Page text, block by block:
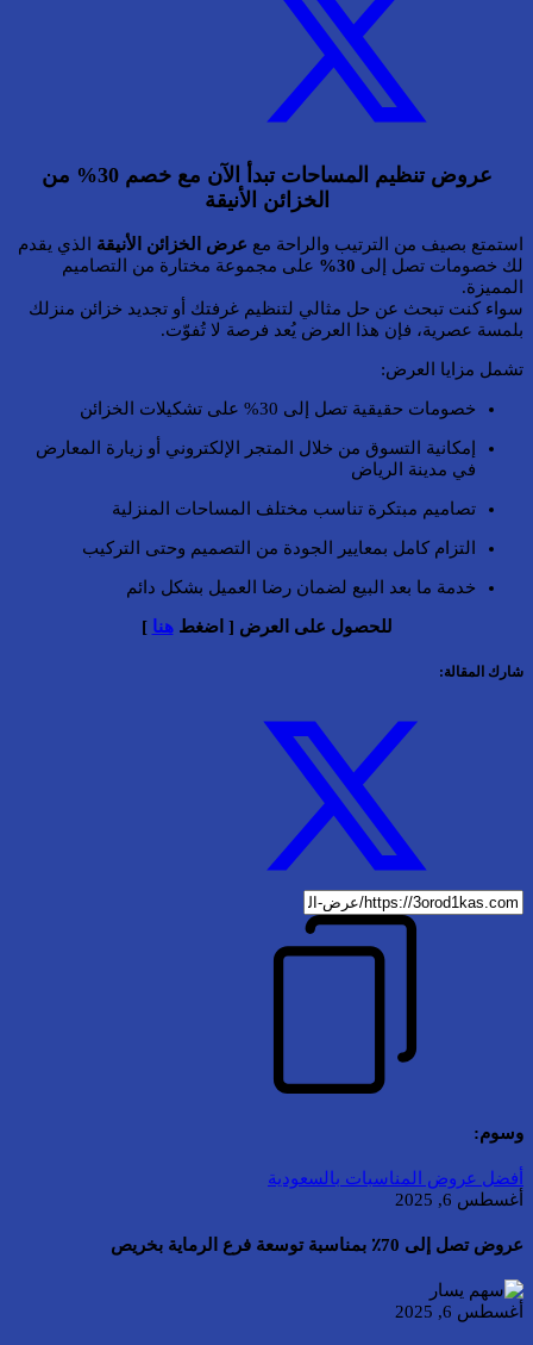
عروض تنظيم المساحات تبدأ الآن مع خصم 30% من
الخزائن الأنيقة
استمتع بصيف من الترتيب والراحة مع عرض الخزائن الأنيقة الذي يقدم
لك خصومات تصل إلى 30%
على مجموعة مختارة من التصاميم
المميزة.
سواء كنت تبحث عن حل مثالي لتنظيم غرفتك أو تجديد خزائن منزلك
بلمسة عصرية، فإن هذا العرض يُعد فرصة لا تُفوّت.
تشمل مزايا العرض:
خصومات حقيقية تصل إلى 30% على تشكيلات الخزائن
إمكانية التسوق من خلال المتجر الإلكتروني أو زيارة المعارض
في مدينة الرياض
تصاميم مبتكرة تناسب مختلف المساحات المنزلية
التزام كامل بمعايير الجودة من التصميم وحتى التركيب
خدمة ما بعد البيع لضمان رضا العميل بشكل دائم
للحصول على العرض [ اضغطهنا ]
شارك المقالة:
وسوم:
أفضل عروض المناسبات بالسعودية
أغسطس 6, 2025
عروض تصل إلى 70٪ بمناسبة توسعة فرع الرماية بخريص
أغسطس 6, 2025